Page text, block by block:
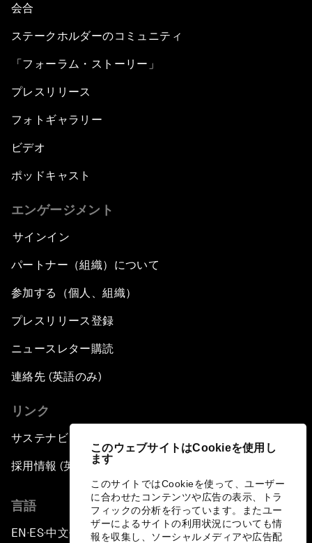
このウェブサイトはCookieを使用し
ます
このサイトではCookieを使って、ユーザー
に合わせたコンテンツや広告の表示、トラ
フィックの分析を行っています。またユー
ザーによるサイトの利用状況についても情
報を収集し、ソーシャルメディアや広告配
会合
ステークホルダーのコミュニティ
「フォーラム・ストーリー」
プレスリリース
フォトギャラリー
ビデオ
ポッドキャスト
エンゲージメント
サインイン
パートナー（組織）について
参加する（個人、組織）
プレスリリース登録
ニュースレター購読
連絡先 (英語のみ)
リンク
サステナビリティへの取り組み
採用情報 (英語のみ)
言語
EN ▪ ES▪中文▪ 日本語